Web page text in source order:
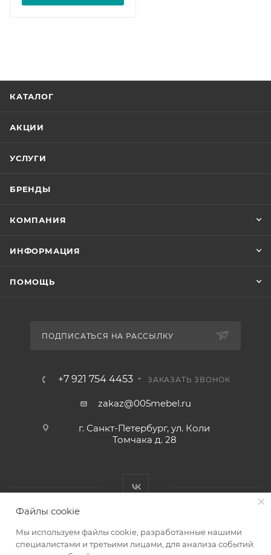
КАТАЛОГ
АКЦИИ
УСЛУГИ
БРЕНДЫ
КОМПАНИЯ
ИНФОРМАЦИЯ
ПОМОЩЬ
ПОДПИСАТЬСЯ НА РАССЫЛКУ
+7 921 754 4453 ЗАКАЗАТЬ ЗВОНОК
zakaz@005mebel.ru
г. Санкт-Петербург, ул. Коли
Томчака д. 28
Файлы cookie
Мы используем файлы cookie, разработанные нашими
специалистами и третьими лицами, для анализа событий